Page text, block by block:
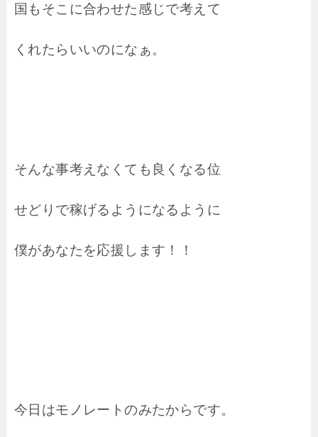
国もそこに合わせた感じで考えて
くれたらいいのになぁ。
そんな事考えなくても良くなる位
せどりで稼げるようになるように
僕があなたを応援します！！
今日はモノレートのみたからです。